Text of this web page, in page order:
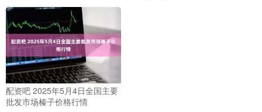
配资吧 2025年5月4日全国主要
批发市场榛子价格行情